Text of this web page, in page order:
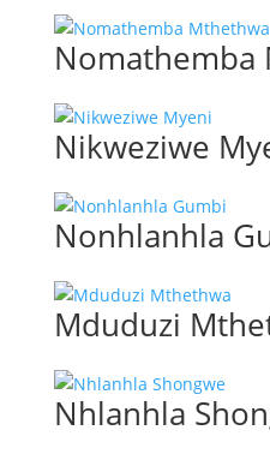
Nomathemba
Nikweziwe
Nonhlanhla
Mduduzi
Nhlanhla